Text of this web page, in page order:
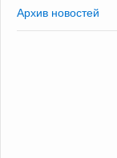
Архив новостей